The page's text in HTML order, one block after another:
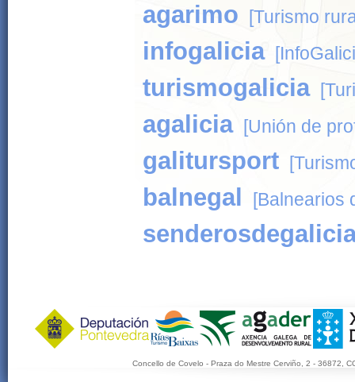
agarimo
[Turismo
infogalicia
turismogalicia
agalicia [Unión de
galitursport
balnegal [Balnearios
Concello de Covelo - Praza do Mestre Cerviño, 2 - 36872,